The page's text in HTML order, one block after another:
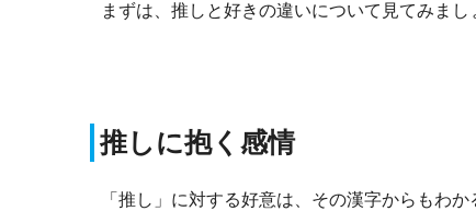
まずは、推しと好きの違いについて見てみまし
推しに抱く感情
「推し」に対する好意は、その漢字からもわ